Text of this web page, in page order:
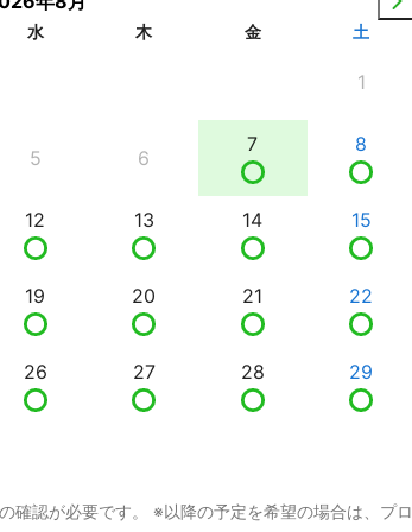
水 木 金 土
1
5 6
7 8
12 13 14 15
19 20 21 22
26 27 28 29
確認が必要です。 ※以降の予定を希望の場合は、プロ